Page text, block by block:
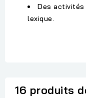
Des activités
lexique.
16 produits